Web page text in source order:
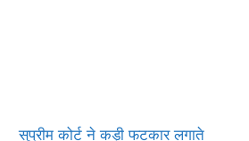
सुप्रीम कोर्ट ने कड़ी फटकार लगाते